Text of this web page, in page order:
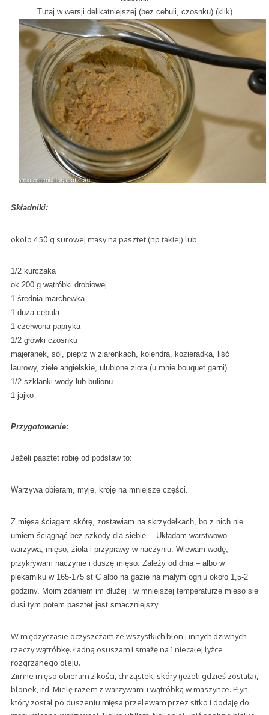
Tutaj w wersji delikatniejszej (bez cebuli, czosnku) (klik)
Składniki:
około 450 g surowej masy na pasztet (np takiej) lub
1/2 kurczaka
ok 200 g wątróbki drobiowej
1 średnia marchewka
1 duża cebula
1 czerwona papryka
1/2 główki czosnku
majeranek, sól, pieprz w ziarenkach, kolendra, kozieradka, liść
laurowy, ziele angielskie, ulubione zioła (u mnie bouquet garni)
1/2 szklanki wody lub bulionu
1 jajko
Przygotowanie:
Jeżeli pasztet robię od podstaw to:
Warzywa obieram, myję, kroję na mniejsze części.
Z mięsa ściągam skórę, zostawiam na skrzydełkach, bo z nich nie
umiem ściągnąć bez szkody dla siebie… Układam warstwowo
warzywa, mięso, zioła i przyprawy w naczyniu. Wlewam wodę,
przykrywam naczynie i duszę mięso. Zależy od dnia – albo w
piekarniku w 165-175 st C albo na gazie na małym ogniu około 1,5-2
godziny. Moim zdaniem im dłużej i w mniejszej temperaturze mięso się
dusi tym potem pasztet jest smaczniejszy.
W międzyczasie oczyszczam ze wszystkich błon i innych dziwnych
rzeczy wątróbkę. Ładną osuszam i smażę na 1 niecałej łyżce
rozgrzanego oleju.
Zimne mięso obieram z kości, chrząstek, skóry (jeżeli gdzieś została),
błonek, itd. Mielę razem z warzywami i wątróbką w maszynce. Płyn,
który został po duszeniu mięsa przelewam przez sitko i dodaję do